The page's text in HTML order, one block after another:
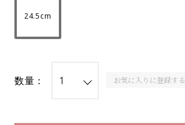
24.5cm
数量： お気に入りに登録する